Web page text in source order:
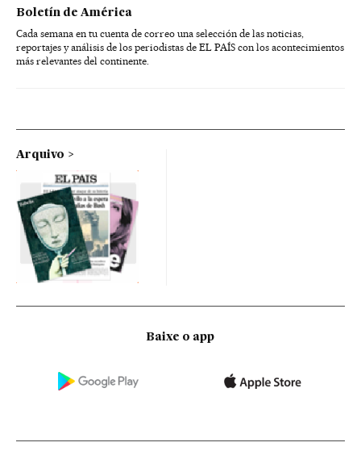
Boletín de América
Cada semana en tu cuenta de correo una selección de las noticias,
reportajes y análisis de los periodistas de EL PAÍS con los acontecimientos
más relevantes del continente.
Arquivo
Baixe o app